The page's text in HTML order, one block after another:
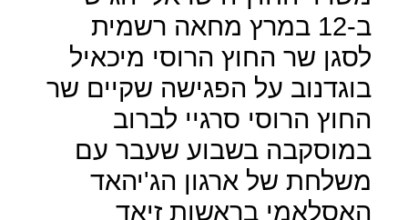
ב-12 במרץ מחאה רשמית
לסגן שר החוץ הרוסי מיכאיל
בוגדנוב על הפגישה שקיים שר
החוץ הרוסי סרגיי לברוב
במוסקבה בשבוע שעבר עם
משלחת של ארגון הג'יהאד
האסלאמי בראשות זיאד